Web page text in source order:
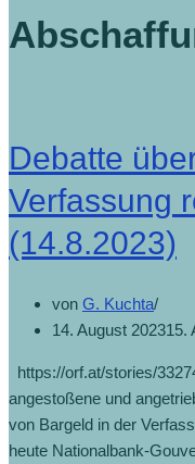
Debatte
Verfassung
(14.8.2023)
von G. Kuchta
14. August 202315.
https://orf.at/stories/
angestoßene und
von Bargeld in der
heute Nationalbank-